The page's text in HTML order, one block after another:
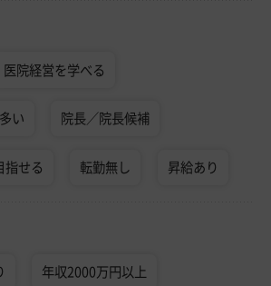
医院経営を学べる
い 院長／院長候補
指せる 転勤無し 昇給あり
年収2000万円以上